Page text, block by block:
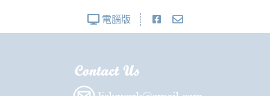
電腦版